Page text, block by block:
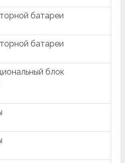
батареи
батареи
блок